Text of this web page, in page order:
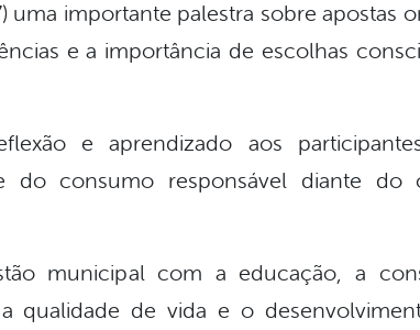
uma importante palestra sobre apostas
e a importância de escolhas
e aprendizado aos
do consumo responsável diante do
municipal com a educação, a
qualidade de vida e o